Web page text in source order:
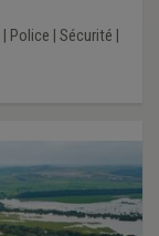
Police Sécurité